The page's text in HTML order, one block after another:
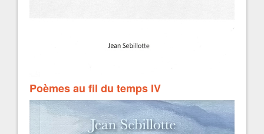
Poèmes au fil du temps IV